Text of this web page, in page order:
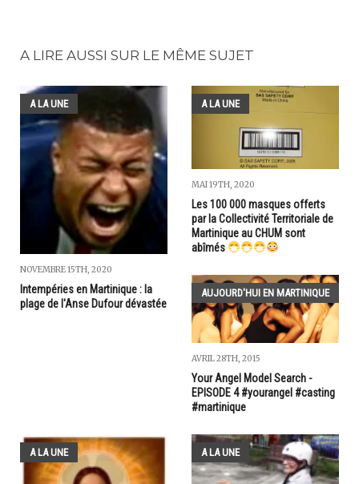
A LIRE AUSSI SUR LE MÊME SUJET
A LA UNE
NOVEMBRE 15TH, 2020
Intempéries en Martinique : la
plage de l'Anse Dufour dévastée
A LA UNE
MAI 19TH, 2020
Les 100 000 masques offerts
par la Collectivité Territoriale de
Martinique au CHUM sont
abîmés
AUJOURD'HUI EN MARTINIQUE
AVRIL 28TH, 2015
Your Angel Model Search -
EPISODE 4 #yourangel #casting
#martinique
A LA UNE A LA UNE